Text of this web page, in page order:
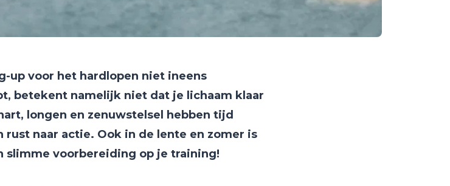
up voor het hardlopen niet ineens
betekent namelijk niet dat je lichaam klaar
longen en zenuwstelsel hebben tijd
rust naar actie. Ook in de lente en zomer is
slimme voorbereiding op je training!